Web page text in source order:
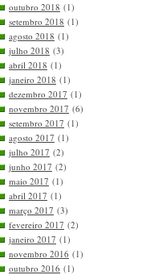
outubro 2018 (1)
setembro 2018 (1)
agosto 2018 (1)
julho 2018 (3)
abril 2018 (1)
janeiro 2018 (1)
dezembro 2017 (1)
novembro 2017 (6)
setembro 2017 (1)
agosto 2017 (1)
julho 2017 (2)
junho 2017 (2)
maio 2017 (1)
abril 2017 (1)
março 2017 (3)
fevereiro 2017 (2)
janeiro 2017 (1)
novembro 2016 (1)
outubro 2016 (1)